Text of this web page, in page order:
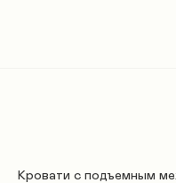
Кровати с подъемным